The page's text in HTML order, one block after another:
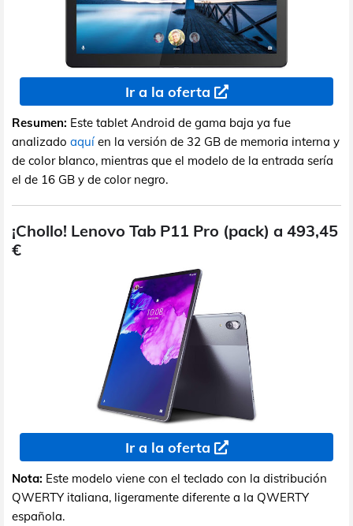
Ir a la oferta
Resumen: Este tablet Android de gama baja ya fue
analizado aquí en la versión de 32 GB de memoria interna y
de color blanco, mientras que el modelo de la entrada sería
el de 16 GB y de color negro.
¡Chollo! Lenovo Tab P11 Pro (pack) a 493,45
€
Ir a la oferta
Nota: Este modelo viene con el teclado con la distribución
QWERTY italiana, ligeramente diferente a la QWERTY
española.